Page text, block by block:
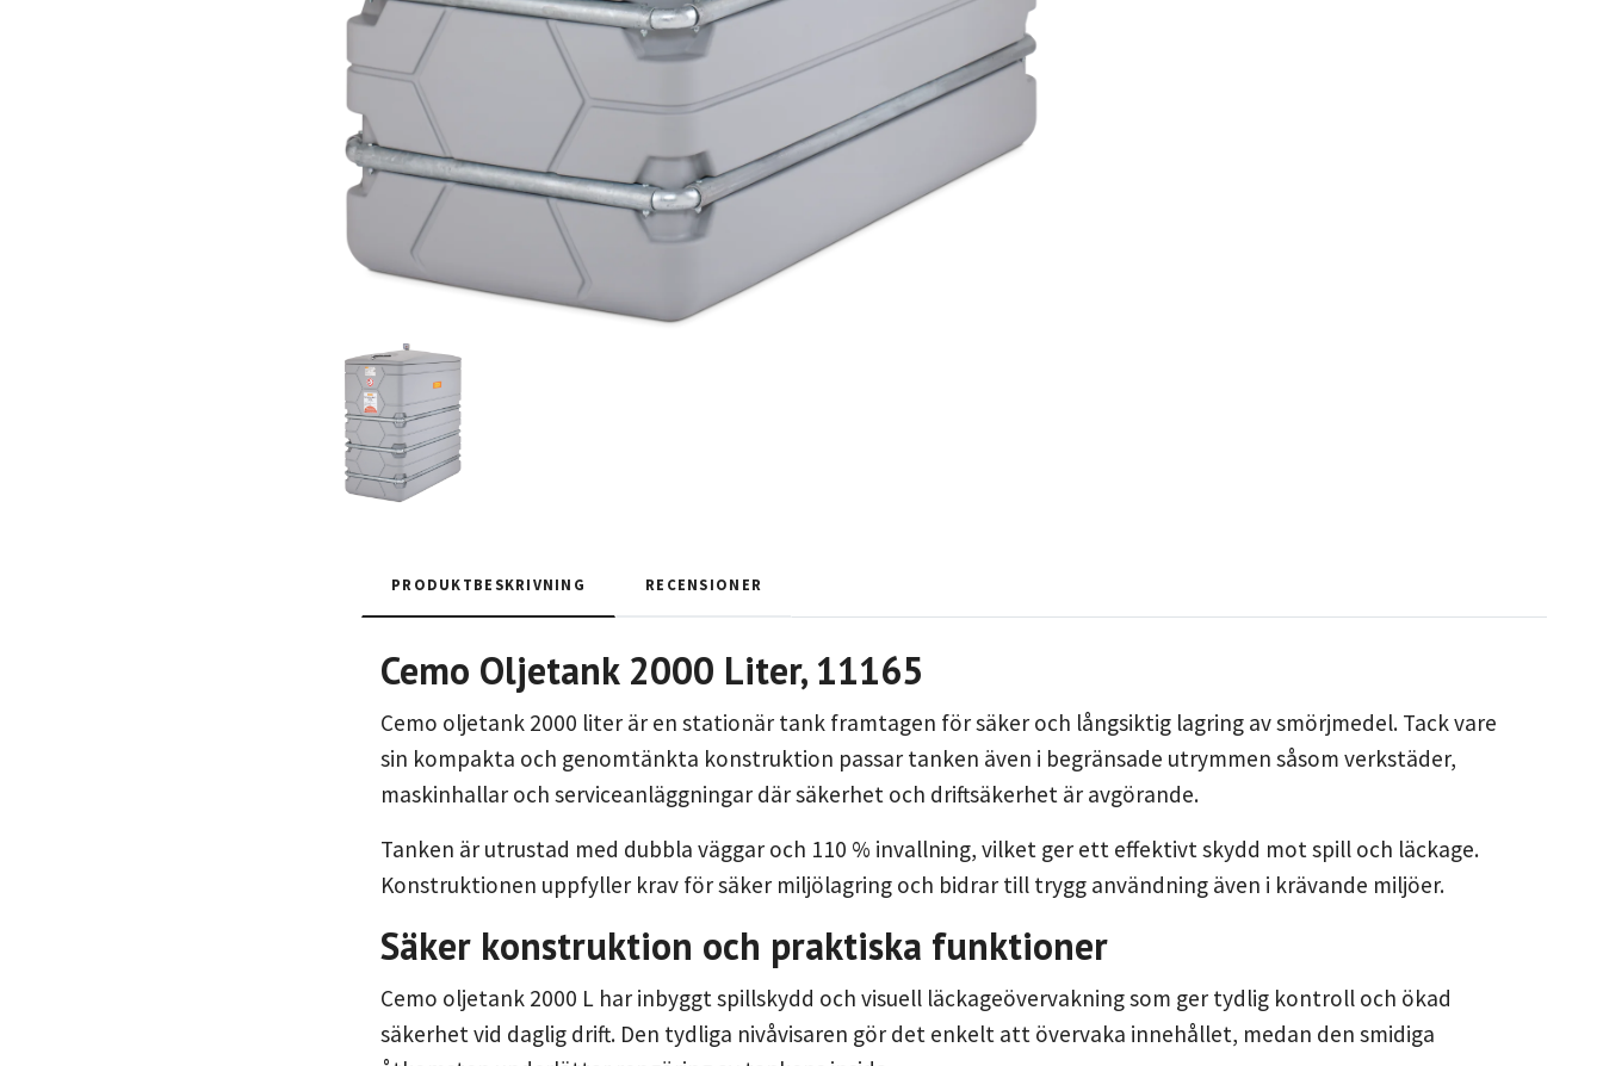
PRODUKTBESKRIVNING RECENSIONER
Cemo Oljetank 2000 Liter, 11165
Cemo oljetank 2000 liter är en stationär tank framtagen för säker och långsiktig lagring av smörjmedel. Tack vare
sin kompakta och genomtänkta konstruktion passar tanken även i begränsade utrymmen såsom verkstäder,
maskinhallar och serviceanläggningar där säkerhet och driftsäkerhet är avgörande.
Tanken är utrustad med dubbla väggar och 110 % invallning, vilket ger ett effektivt skydd mot spill och läckage.
Konstruktionen uppfyller krav för säker miljölagring och bidrar till trygg användning även i krävande miljöer.
Säker konstruktion och praktiska funktioner
Cemo oljetank 2000 L har inbyggt spillskydd och visuell läckageövervakning som ger tydlig kontroll och ökad
säkerhet vid daglig drift. Den tydliga nivåvisaren gör det enkelt att övervaka innehållet, medan den smidiga